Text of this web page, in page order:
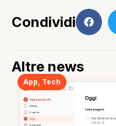
Condividi
Altre news
App, Tech